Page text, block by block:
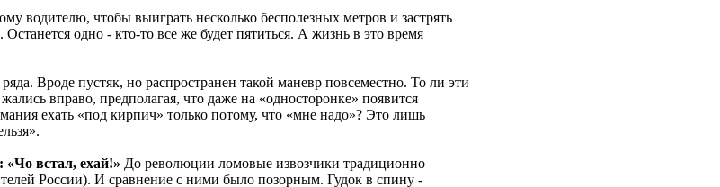
водителю, чтобы выиграть несколько бесполезных метров и застрять
одно - кто-то все же будет пятиться. А жизнь в это время
Вроде пустяк, но распространен такой маневр повсеместно. То ли эти
вправо, предполагая, что даже на «односторонке» появится
ехать «под кирпич» только потому, что «мне надо»? Это лишь
«Чо встал, ехай!» До революции ломовые извозчики традиционно
России). И сравнение с ними было позорным. Гудок в спину -